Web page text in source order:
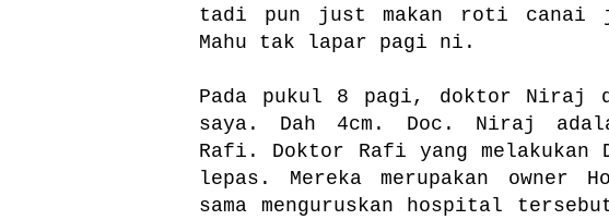
tadi pun just makan roti canai
Mahu tak lapar pagi ni.
Pada pukul 8 pagi, doktor Niraj
saya. Dah 4cm. Doc. Niraj
Rafi. Doktor Rafi yang melakukan
lepas. Mereka merupakan owner
sama menguruskan hospital